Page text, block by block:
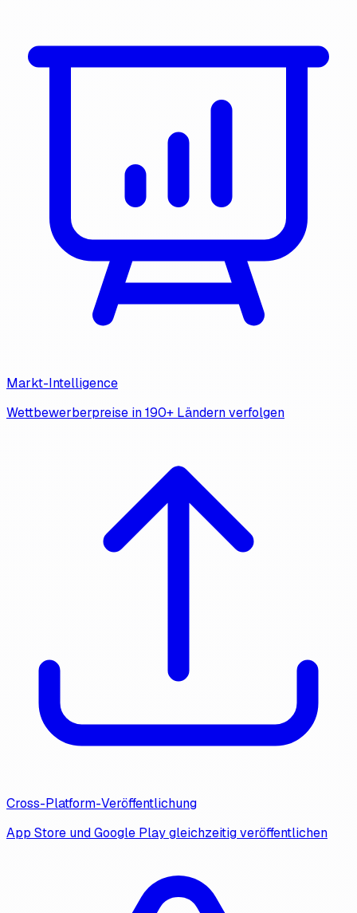
Markt-Intelligence
Wettbewerberpreise in 190+ Ländern verfolgen
Cross-Platform-Veröffentlichung
App Store und Google Play gleichzeitig veröffentlichen